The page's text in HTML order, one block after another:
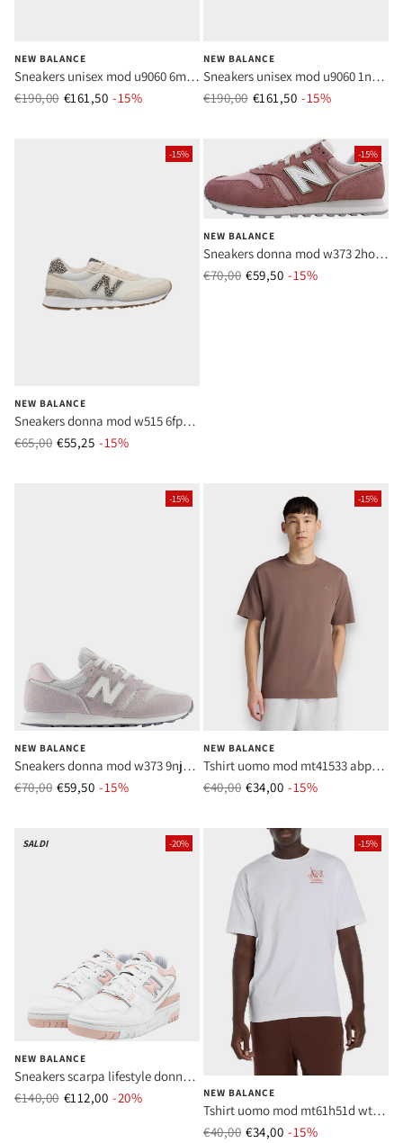
NEW BALANCE
Sneakers unisex mod u9060 6mu
grigio
€161,50 -15%Prezzo di vendita
Prezzo normale
€190,00
NEW BALANCE
Sneakers unisex mod u9060 1nr
grigio
€161,50 -15%Prezzo di
Prezzo normale
€190,00
-15%
NEW BALANCE
Sneakers donna mod w515 6fp
crema €55,25 -15%Prezzo di vendita
Prezzo normale
€65,00
-15%
NEW BALANCE
Sneakers donna mod w373 2ho
rosa
€59,50 -15%Prezzo di
Prezzo normale
€70,00
-15%
NEW BALANCE
Sneakers donna mod w373 9nj
lilla
€59,50 -15%Prezzo di vendita
Prezzo normale
€70,00
-15%
NEW BALANCE
Tshirt uomo mod mt41533 abp
moro
€34,00 -15%Prezzo di
Prezzo normale
€40,00
-20%
SALDI
NEW BALANCE
Sneakers scarpa lifestyle donna
tier 2 leather white donna mod
€112,00 -20%Prezzo di vendita
Prezzo normale
€140,00
-15%
NEW BALANCE
Tshirt uomo mod mt61h51d wt
bianco €34,00 -15%Prezzo di
Prezzo normale
€40,00